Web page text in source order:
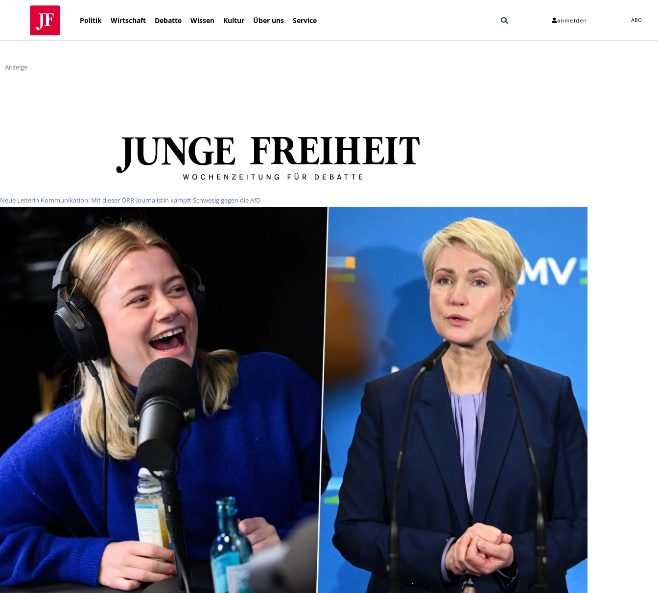
Politik Wirtschaft Debatte Wissen Kultur Über uns Service anmelden ABO
Anzeige
Neue Leiterin Kommunikation: Mit dieser ÖRR-Journalistin kämpft Schwesig gegen die AfD